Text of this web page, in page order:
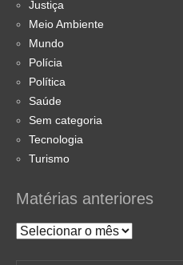
Justiça
Meio Ambiente
Mundo
Polícia
Política
Saúde
Sem categoria
Tecnologia
Turismo
Matérias anteriores
Matérias